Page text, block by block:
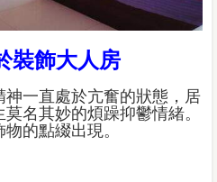
裝飾大人房
一直處於亢奮的狀態，居
名其妙的煩躁抑鬱情緒。
的點綴出現。